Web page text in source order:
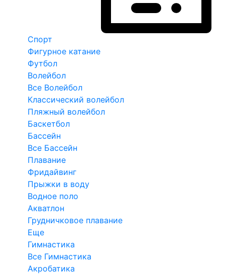
Спорт
Фигурное катание
Футбол
Волейбол
Все Волейбол
Классический волейбол
Пляжный волейбол
Баскетбол
Бассейн
Все Бассейн
Плавание
Фридайвинг
Прыжки в воду
Водное поло
Акватлон
Грудничковое плавание
Еще
Гимнастика
Все Гимнастика
Акробатика